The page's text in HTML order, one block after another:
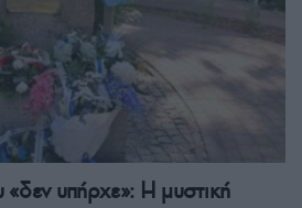
υπήρχε»: Η μυστική